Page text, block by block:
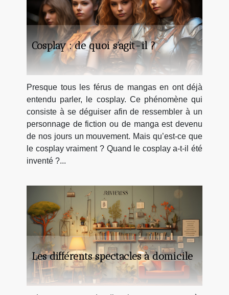
Cosplay : de quoi s’agit-il ?
Presque tous les férus de mangas en ont déjà
entendu parler, le cosplay. Ce phénomène qui
consiste à se déguiser afin de ressembler à un
personnage de fiction ou de manga est devenu
de nos jours un mouvement. Mais qu’est-ce que
le cosplay vraiment ? Quand le cosplay a-t-il été
inventé ?...
Les différents spectacles à domicile